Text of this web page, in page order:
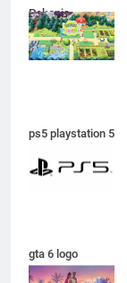
Pokopia
ps5 playstation 5
gta 6 logo